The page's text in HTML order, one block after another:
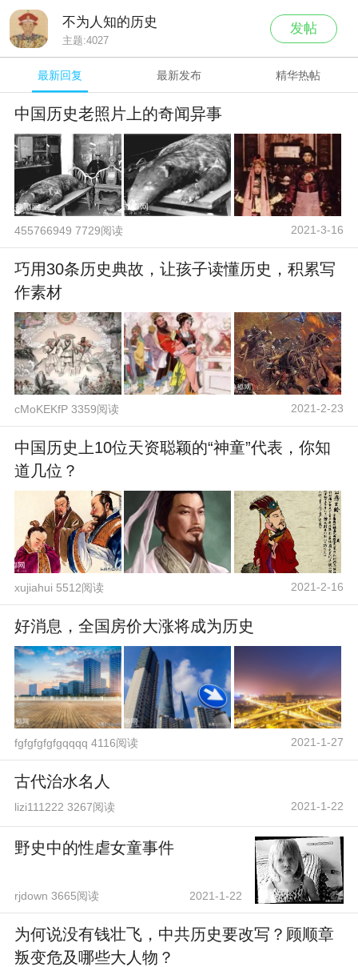
不为人知的历史
主题:4027
发帖
最新回复 最新发布 精华热帖
中国历史老照片上的奇闻异事
455766949 7729阅读 2021-3-16
巧用30条历史典故，让孩子读懂历史，积累写
作素材
cMoKEKfP 3359阅读 2021-2-23
中国历史上10位天资聪颖的“神童”代表，你知
道几位？
xujiahui 5512阅读 2021-2-16
好消息，全国房价大涨将成为历史
fgfgfgfgfgqqqq 4116阅读 2021-1-27
古代治水名人
lizi111222 3267阅读 2021-1-22
野史中的性虐女童事件
rjdown 3665阅读 2021-1-22
为何说没有钱壮飞，中共历史要改写？顾顺章
叛变危及哪些大人物？